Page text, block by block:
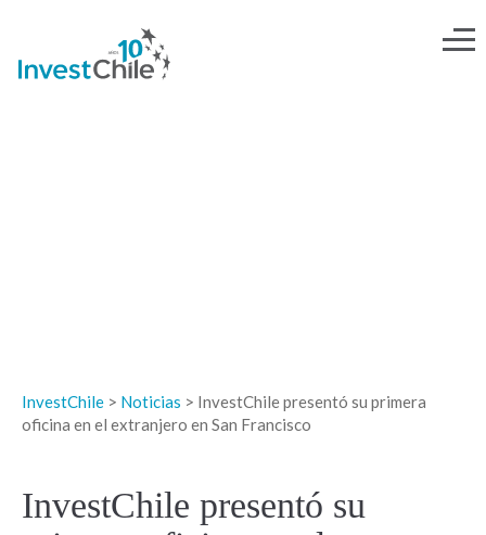
InvestChile > Noticias > InvestChile presentó su primera
oficina en el extranjero en San Francisco
InvestChile presentó su